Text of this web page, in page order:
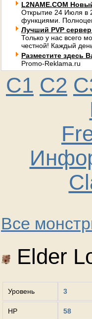
L2NAME.COM
Открытие 24 Июля в
функциями.
Лучший PVP
Только у нас всего
честной! Каждый
Разместите здесь
Promo-Reklama.ru
C1 C2
Все
Elder
Уровень 3
HP 58